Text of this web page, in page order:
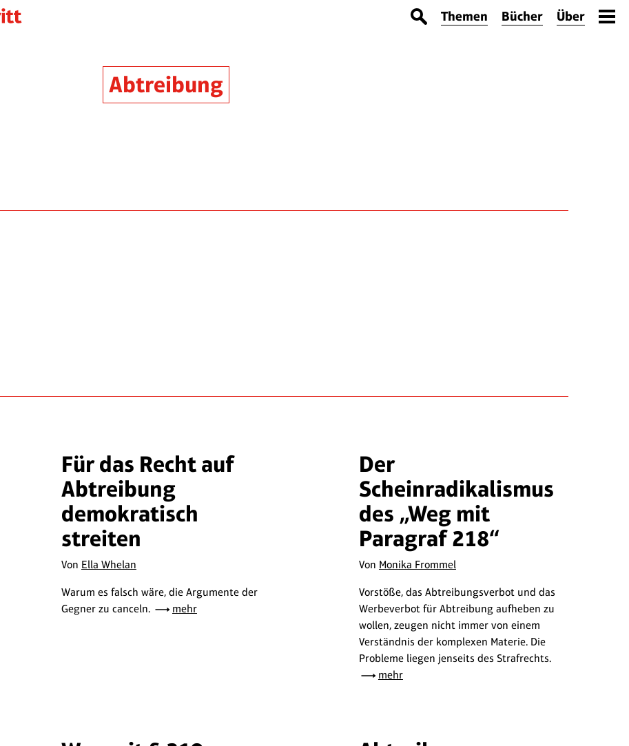
Themen Bücher Über
Abtreibung
Für das Recht auf
Abtreibung
demokratisch
streiten
Von Ella Whelan
Warum es falsch wäre, die Argumente der
Gegner zu canceln.
mehr
Der
Scheinradikalismus
des „Weg mit
Paragraf 218“
Von Monika Frommel
Vorstöße, das Abtreibungsverbot und das
Werbeverbot für Abtreibung aufheben zu
wollen, zeugen nicht immer von einem
Verständnis der komplexen Materie. Die
Probleme liegen jenseits des Strafrechts.
mehr